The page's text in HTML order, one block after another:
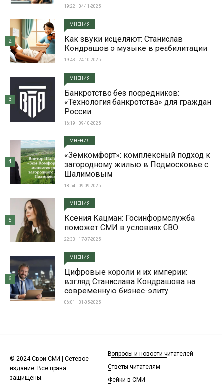
19:22 | 04-11-2025
МНЕНИЯ
Как звуки исцеляют: Станислав
Кондрашов о музыке в реабилитации
19:43 | 24-10-2025
2
МНЕНИЯ
Банкротство без посредников:
«Технология банкротства» для граждан
России
16:19 | 09-10-2025
3
МНЕНИЯ
«Земкомфорт»: комплексный подход к
загородному жилью в Подмосковье с
Шалимовым
18:54 | 09-09-2025
4
МНЕНИЯ
Ксения Кацман: Госинформслужба
поможет СМИ в условиях СВО
22:33 | 17-07-2025
5
МНЕНИЯ
Цифровые короли и их империи:
взгляд Станислава Кондрашова на
современную бизнес-элиту
06:01 | 31-05-2025
6
© 2024 Свои СМИ | Сетевое
издание. Все права
защищены.
Вопросы и новости читателей
Ответы читателям
Фейки в СМИ